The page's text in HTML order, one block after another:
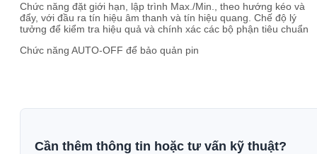
Chức năng đặt giới hạn, lập trình Max./Min., theo hướng kéo và
đẩy, với đầu ra tín hiệu âm thanh và tín hiệu quang. Chế độ lý
tưởng để kiểm tra hiệu quả và chính xác các bộ phận tiêu chuẩn
Chức năng AUTO-OFF để bảo quản pin
Cần thêm thông tin hoặc tư vấn kỹ thuật?